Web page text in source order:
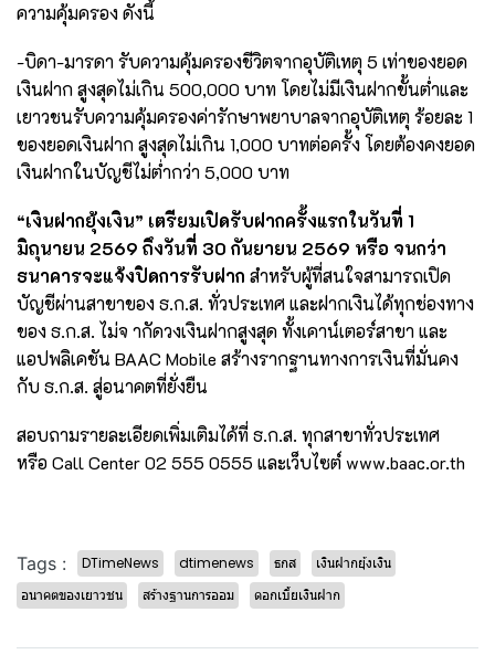
ความคุ้มครอง ดังนี้
-บิดา-มารดา รับความคุ้มครองชีวิตจากอุบัติเหตุ 5 เท่าของยอด
เงินฝาก สูงสุดไม่เกิน 500,000 บาท โดยไม่มีเงินฝากขั้นต่ำและ
เยาวชนรับความคุ้มครองค่ารักษาพยาบาลจากอุบัติเหตุ ร้อยละ 1
ของยอดเงินฝาก สูงสุดไม่เกิน 1,000 บาทต่อครั้ง โดยต้องคงยอด
เงินฝากในบัญชีไม่ต่ำกว่า 5,000 บาท
“เงินฝากยุ้งเงิน” เตรียมเปิดรับฝากครั้งแรกในวันที่ 1
มิถุนายน 2569 ถึงวันที่ 30 กันยายน 2569 หรือ จนกว่า
ธนาคารจะแจ้งปิดการรับฝาก สำหรับผู้ที่สนใจสามารถเปิด
บัญชีผ่านสาขาของ ธ.ก.ส. ทั่วประเทศ และฝากเงินได้ทุกช่องทาง
ของ ธ.ก.ส. ไม่จ ากัดวงเงินฝากสูงสุด ทั้งเคาน์เตอร์สาขา และ
แอปพลิเคชัน BAAC Mobile สร้างรากฐานทางการเงินที่มั่นคง
กับ ธ.ก.ส. สู่อนาคตที่ยั่งยืน
สอบถามรายละเอียดเพิ่มเติมได้ที่ ธ.ก.ส. ทุกสาขาทั่วประเทศ
หรือCall Center 02 555 0555 และเว็บไซต์www.baac.or.th
Tags : DTimeNews dtimenews ธกส
เงินฝากยุ้งเงิน
อนาคตของเยาวชน
สร้างฐานการออม ดอกเบี้ยเงินฝาก